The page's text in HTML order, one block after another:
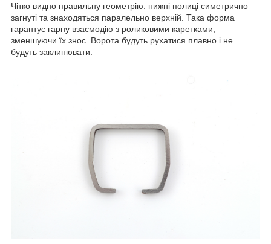
Чітко видно правильну геометрію: нижні полиці симетрично
загнуті та знаходяться паралельно верхній. Така форма
гарантує гарну взаємодію з роликовими каретками,
зменшуючи їх знос. Ворота будуть рухатися плавно і не
будуть заклинювати.